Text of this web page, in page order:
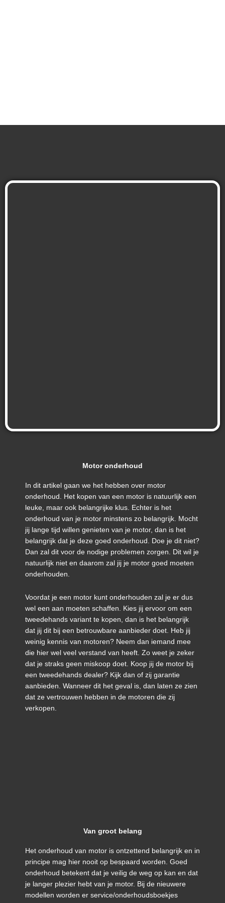
Motor onderhoud
In dit artikel gaan we het hebben over motor
onderhoud. Het kopen van een motor is natuurlijk een
leuke, maar ook belangrijke klus. Echter is het
onderhoud van je motor minstens zo belangrijk. Mocht
jij lange tijd willen genieten van je motor, dan is het
belangrijk dat je deze goed onderhoud. Doe je dit niet?
Dan zal dit voor de nodige problemen zorgen. Dit wil je
natuurlijk niet en daarom zal jij je motor goed moeten
onderhouden.
Voordat je een motor kunt onderhouden zal je er dus
wel een aan moeten schaffen. Kies jij ervoor om een
tweedehands variant te kopen, dan is het belangrijk
dat jij dit bij een betrouwbare aanbieder doet. Heb jij
weinig kennis van motoren? Neem dan iemand mee
die hier wel veel verstand van heeft. Zo weet je zeker
dat je straks geen miskoop doet. Koop jij de motor bij
een tweedehands dealer? Kijk dan of zij garantie
aanbieden. Wanneer dit het geval is, dan laten ze zien
dat ze vertrouwen hebben in de motoren die zij
verkopen.
Van groot belang
Het onderhoud van motor is ontzettend belangrijk en in
principe mag hier nooit op bespaard worden. Goed
onderhoud betekent dat je veilig de weg op kan en dat
je langer plezier hebt van je motor. Bij de nieuwere
modellen worden er service/onderhoudsboekjes